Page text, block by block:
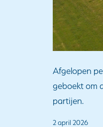
Afgelopen
geboekt om
partijen.
2 april 2026